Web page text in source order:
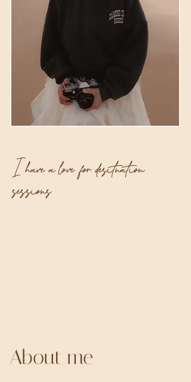
I have a love for desitnation
sessions
About me